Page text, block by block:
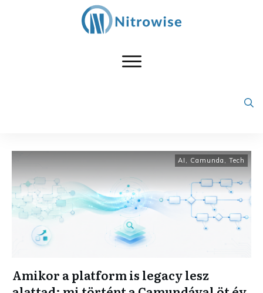
AI Camunda Tech
Amikor a platform is legacy lesz